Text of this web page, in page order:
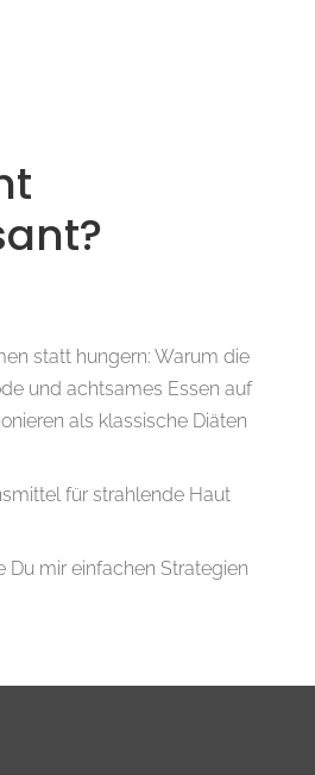
statt hungern: Warum die
und achtsames Essen auf
als klassische Diäten
für strahlende Haut
Du mir einfachen Strategien